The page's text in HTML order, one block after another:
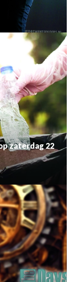
zaterdag 22